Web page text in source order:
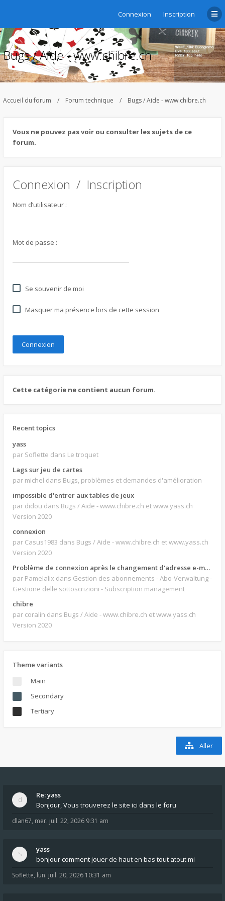
Connexion Inscription
Bugs / Aide - www.chibre.ch
Accueil du forum Forum technique Bugs / Aide - www.chibre.ch
Vous ne pouvez pas voir ou consulter les sujets de ce
forum.
Connexion / Inscription
Nom d’utilisateur :
Mot de passe :
Se souvenir de moi
Masquer ma présence lors de cette session
Cette catégorie ne contient aucun forum.
Recent topics
yass
par Soflette dans Le troquet
Lags sur jeu de cartes
par michel dans Bugs, problèmes et demandes d'amélioration
impossible d'entrer aux tables de jeux
par didou dans Bugs / Aide - www.chibre.ch et www.yass.ch
Version 2020
connexion
par Casus1983 dans Bugs / Aide - www.chibre.ch et www.yass.ch
Version 2020
Problème de connexion après le changement d'adresse e-mail.
par Pamelalix dans Gestion des abonnements - Abo-Verwaltung -
Gestione delle sottoscrizioni - Subscription management
chibre
par coralin dans Bugs / Aide - www.chibre.ch et www.yass.ch
Version 2020
Theme variants
Main
Secondary
Tertiary
Aller
Re: yass
Bonjour, Vous trouverez le site ici dans le foru
dlan67, mer. juil. 22, 2026 9:31 am
yass
bonjour comment jouer de haut en bas tout atout mi
Soflette, lun. juil. 20, 2026 10:31 am